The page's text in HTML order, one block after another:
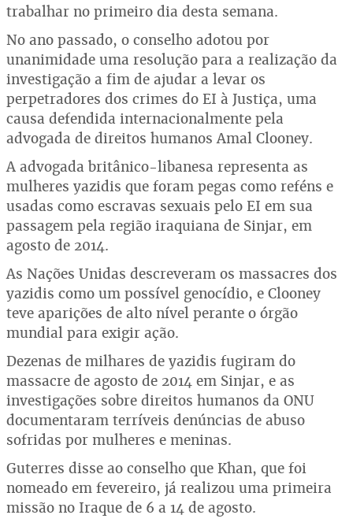
trabalhar no primeiro dia desta semana.
No ano passado, o conselho adotou por
unanimidade uma resolução para a realização da
investigação a fim de ajudar a levar os
perpetradores dos crimes do EI à Justiça, uma
causa defendida internacionalmente pela
advogada de direitos humanos Amal Clooney.
A advogada britânico-libanesa representa as
mulheres yazidis que foram pegas como reféns e
usadas como escravas sexuais pelo EI em sua
passagem pela região iraquiana de Sinjar, em
agosto de 2014.
As Nações Unidas descreveram os massacres dos
yazidis como um possível genocídio, e Clooney
teve aparições de alto nível perante o órgão
mundial para exigir ação.
Dezenas de milhares de yazidis fugiram do
massacre de agosto de 2014 em Sinjar, e as
investigações sobre direitos humanos da ONU
documentaram terríveis denúncias de abuso
sofridas por mulheres e meninas.
Guterres disse ao conselho que Khan, que foi
nomeado em fevereiro, já realizou uma primeira
missão no Iraque de 6 a 14 de agosto.